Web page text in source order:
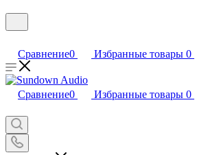
Сравнение0 Избранные товары 0
Сравнение0 Избранные товары 0